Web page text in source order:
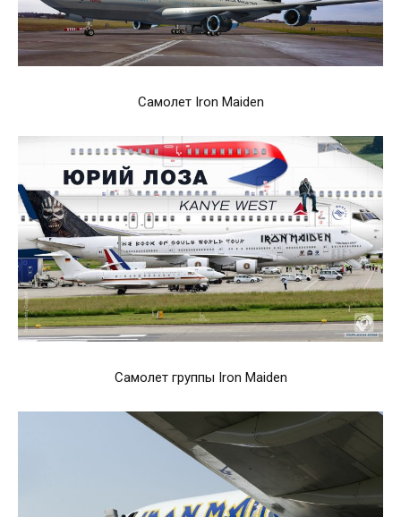
Самолет Iron Maiden
Самолет группы Iron Maiden